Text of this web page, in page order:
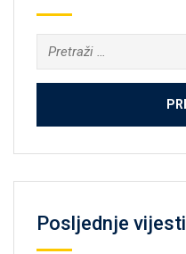
Pretraga:
Posljednje vijesti